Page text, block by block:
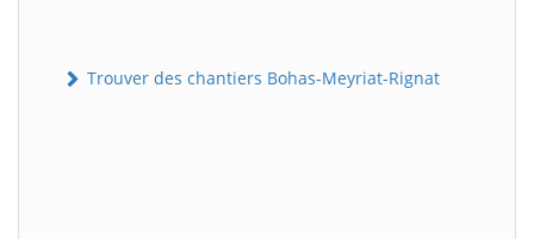
Trouver des chantiers Bohas-Meyriat-Rignat